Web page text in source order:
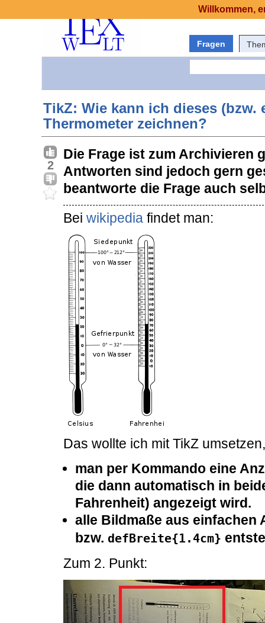
Fragen
TikZ: Wie kann ich dieses (bzw.
Thermometer zeichnen?
2
Die Frage ist zum Archivieren
Antworten sind jedoch gern
beantworte die Frage auch
Bei wikipedia findet man:
Das wollte ich mit TikZ
man per Kommando eine
die dann automatisch in
Fahrenheit) angezeigt wird.
alle Bildmaße aus einfachen
bzw. defBreite{1.4cm}
Zum 2. Punkt:
Willkommen,